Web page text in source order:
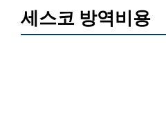
세스코 방역비용